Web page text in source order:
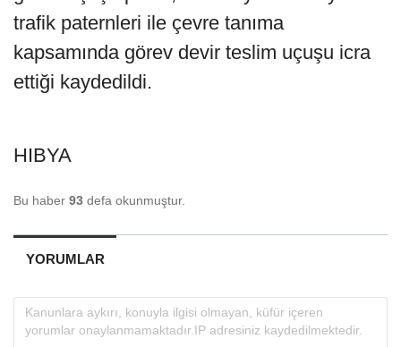
trafik paternleri ile çevre tanıma
kapsamında görev devir teslim uçuşu icra
ettiği kaydedildi.
HIBYA
Bu haber 93 defa okunmuştur.
YORUMLAR